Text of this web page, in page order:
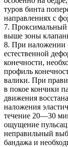
туров бинта
направлениях с
7. Проксимальный
выше зоны
8. При наложении
естественной
конечности,
профиль
валики. При
в покое кончики
движения
наложения
течение 20—30
ощущение
неправильный
бандажа и